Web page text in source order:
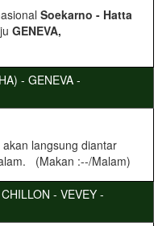
Soekarno - Hatta
GENEVA,
- GENEVA -
akan langsung diantar
(Makan :--/Malam)
- VEVEY -